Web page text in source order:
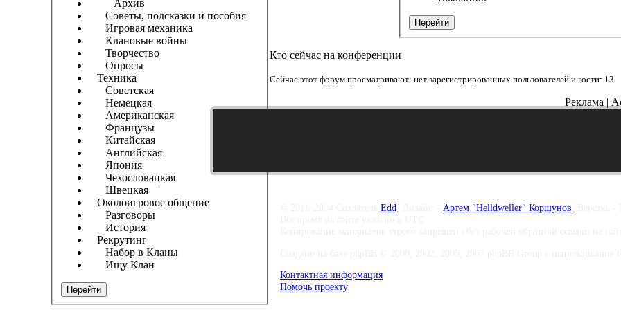
Архив
Советы, подсказки и пособия
Игровая механика
Клановые войны
Творчество
Опросы
Техника
Советская
Немецкая
Американская
Французы
Китайская
Английская
Япония
Чехословацкая
Швецкая
Околоигровое общение
Разговоры
История
Рекрутинг
Набор в Кланы
Ищу Клан
Перейти
Перейти
Кто сейчас на конференции
Сейчас этот форум просматривают: нет зарегистрированных пользователей и гости: 13
Реклама |
Edd Артем "Helldweller" Коршунов
Контактная информация
Помочь проекту